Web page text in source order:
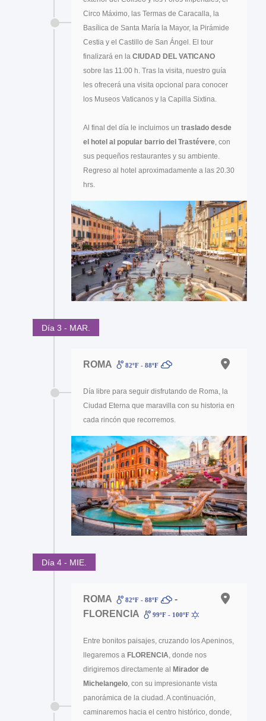
Circo Máximo, las Termas de Caracalla, la
Basílica de Santa María la Mayor, la Pirámide
Cestia y el Castillo de San Ángel. El tour
finalizará en la CIUDAD DEL VATICANO
sobre las 11:00 h. Tras la visita, nuestro guía
les ofrecerá una visita opcional para conocer
los Museos Vaticanos y la Capilla Sixtina.
Al final del día le incluimos un traslado desde
el hotel al popular barrio del Trastévere, con
sus pequeños restaurantes y su ambiente.
Regreso al hotel aproximadamente a las 20.30
hrs.
Día 3 - MAR.
ROMA 82ºF - 88ºF
Día libre para seguir disfrutando de Roma, la
Ciudad Eterna que maravilla con su historia en
cada rincón que recorremos.
Día 4 - MIE.
ROMA 82ºF - 88ºF
-
FLORENCIA
99ºF - 100ºF
Entre bonitos paisajes, cruzando los Apeninos,
llegaremos a FLORENCIA , donde nos
dirigiremos directamente al Mirador de
Michelangelo , con su impresionante vista
panorámica de la ciudad. A continuación,
caminaremos hacia el centro histórico, donde,